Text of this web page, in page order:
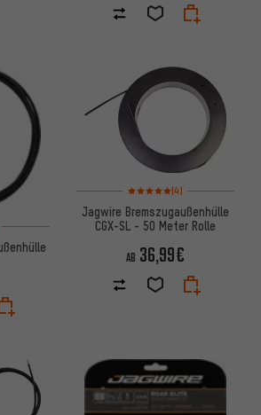
5 von 5 basierend auf 3 Bewertungen
Bewertungen: 5 von 5
(4)
Jagwire Bremszugaußenhülle
CGX-SL - 50 Meter Rolle
AB 36,99€